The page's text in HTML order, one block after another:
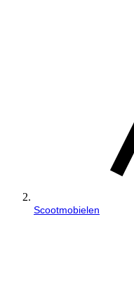
Scootmobielen